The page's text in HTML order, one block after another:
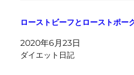
ローストビーフとローストポー
2020年6月23日
ダイエット日記